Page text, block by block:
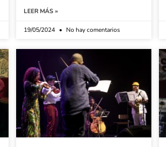
LEER MÁS »
19/05/2024 No hay comentarios